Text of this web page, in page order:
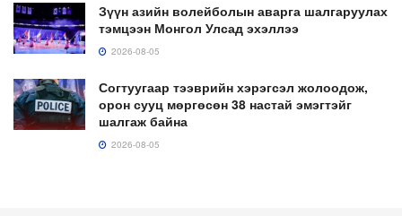
Зүүн азийн волейболын аварга шалгаруулах
тэмцээн Монгол Улсад эхэллээ
2026-08-05
Согтуугаар тээврийн хэрэгсэл жолоодож,
орон сууц мөргөсөн 38 настай эмэгтэйг
шалгаж байна
2026-08-05